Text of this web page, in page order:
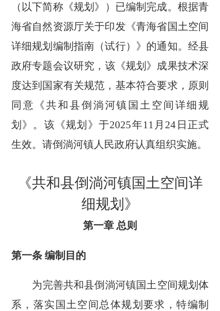
（ 以下简称《规划》 ） 已编制完成。根据青
海省自然资源厅关于印发《青海省国土空间
详细规划编制指南（试行）》 的通知。 经县
政府专题会议研究，该《规划》成果技术深
度达到国家有关规范，基本符合要求，原则
同意《共和县倒淌河镇 国土空间详细规
划》。该《规划》于2025年11 月 24 日正式
生效。 请倒淌河镇人民政府认真组织实施。
《共和县倒淌河镇国土空间详
细规划》
第一章 总则
第一条 编制目的
为完善共和县倒淌河镇国土空间规划体
系，落实国土空间总体规划要求，特编制